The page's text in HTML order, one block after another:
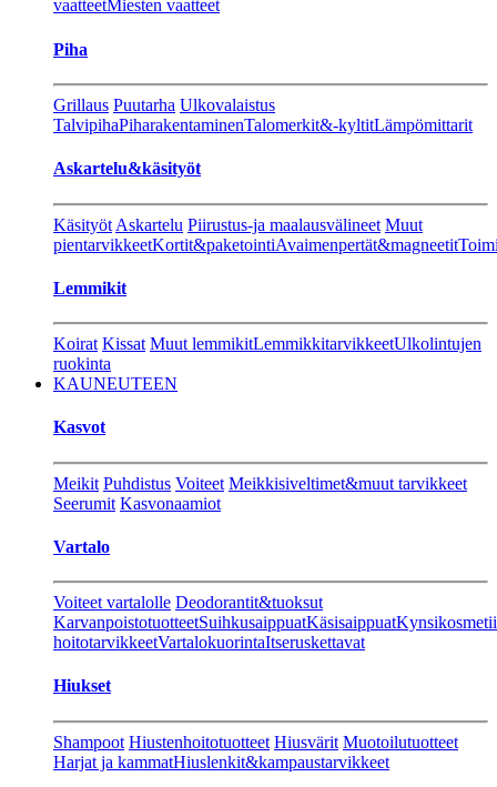
vaatteetMiesten vaatteet
Piha
Grillaus Puutarha Ulkovalaistus
TalvipihaPiharakentaminenTalomerkit&-kyltitLämpömittarit
Askartelu&käsityöt
Käsityöt Askartelu Piirustus-ja maalausvälineet Muut
pientarvikkeetKortit&paketointiAvaimenpertät&magneetit
Lemmikit
Koirat Kissat Muut lemmikitLemmikkitarvikkeetUlkolintujen
ruokinta
KAUNEUTEEN
Kasvot
Meikit Puhdistus Voiteet Meikkisiveltimet&muut tarvikkeet
Seerumit Kasvonaamiot
Vartalo
Voiteet vartalolle Deodorantit&tuoksut
KarvanpoistotuotteetSuihkusaippuatKäsisaippuat
hoitotarvikkeetVartalokuorintaItseruskettavat
Hiukset
Shampoot Hiustenhoitotuotteet Hiusvärit Muotoilutuotteet
Harjat ja kammatHiuslenkit&kampaustarvikkeet